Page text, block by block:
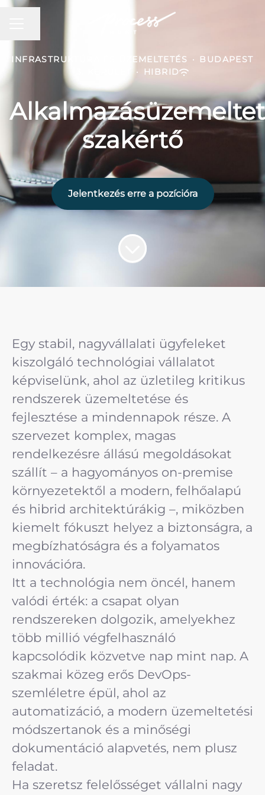
INFRASTRUKTÚRA ÉS ÜZEMELTETÉS ·
BUDAPEST
· HIBRID
szakértő
Jelentkezés erre a pozícióra
Egy stabil, nagyvállalati ügyfeleket
kiszolgáló technológiai vállalatot
képviselünk, ahol az üzletileg kritikus
rendszerek üzemeltetése és
fejlesztése a mindennapok része. A
szervezet komplex, magas
rendelkezésre állású megoldásokat
szállít – a hagyományos on-premise
környezetektől a modern, felhőalapú
és hibrid architektúrákig –, miközben
kiemelt fókuszt helyez a biztonságra, a
megbízhatóságra és a folyamatos
innovációra.
Itt a technológia nem öncél, hanem
valódi érték: a csapat olyan
rendszereken dolgozik, amelyekhez
több millió végfelhasználó
kapcsolódik közvetve nap mint nap. A
szakmai közeg erős DevOps-
szemléletre épül, ahol az
automatizáció, a modern üzemeltetési
módszertanok és a minőségi
dokumentáció alapvetés, nem plusz
feladat.
Ha szeretsz felelősséget vállalni nagy